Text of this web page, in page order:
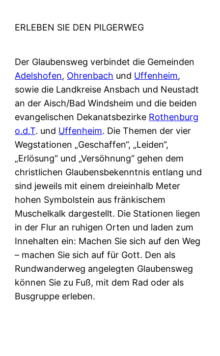
ERLEBEN SIE DEN PILGERWEG
Der Glaubensweg verbindet die Gemeinden
Adelshofen, Ohrenbach und Uffenheim,
sowie die Landkreise Ansbach und Neustadt
an der Aisch/Bad Windsheim und die beiden
evangelischen Dekanatsbezirke Rothenburg
o.d.T. und Uffenheim. Die Themen der vier
Wegstationen „Geschaffen“, „Leiden“,
„Erlösung“ und „Versöhnung“ gehen dem
christlichen Glaubensbekenntnis entlang und
sind jeweils mit einem dreieinhalb Meter
hohen Symbolstein aus fränkischem
Muschelkalk dargestellt. Die Stationen liegen
in der Flur an ruhigen Orten und laden zum
Innehalten ein: Machen Sie sich auf den Weg
– machen Sie sich auf für Gott. Den als
Rundwanderweg angelegten Glaubensweg
können Sie zu Fuß, mit dem Rad oder als
Busgruppe erleben.